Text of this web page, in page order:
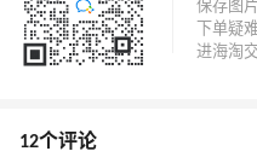
12个评论